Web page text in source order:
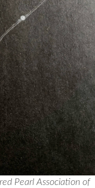
Pearl Association of